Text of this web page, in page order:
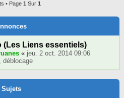
• Page 1 Sur 1
(Les Liens essentiels)
« jeu. 2 oct. 2014 09:06
déblocage
Sujets